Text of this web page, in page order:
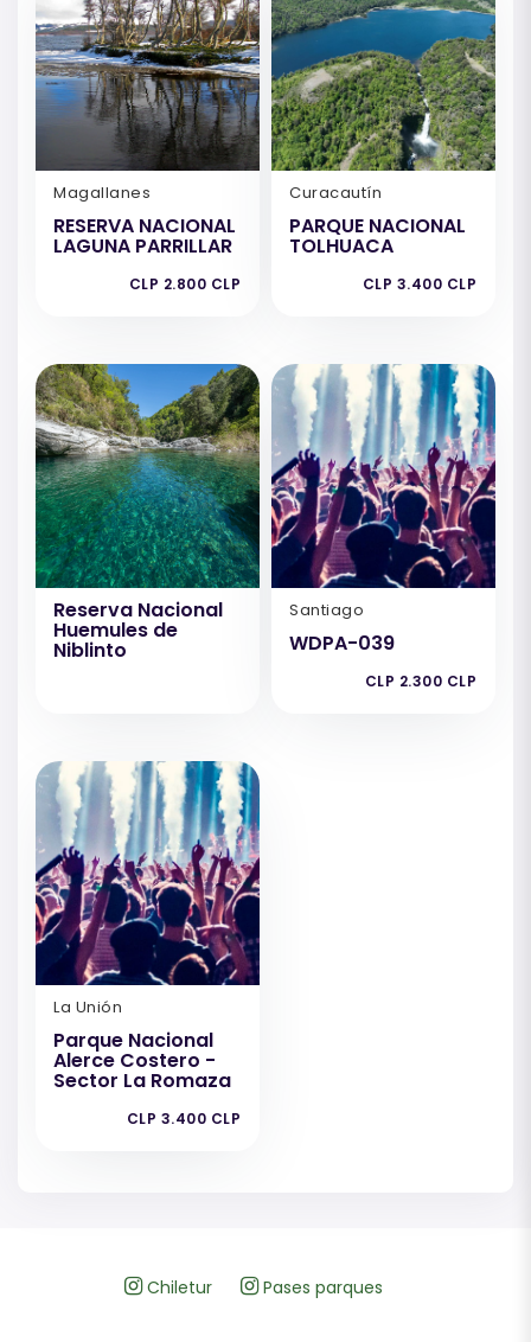
Magallanes
RESERVA NACIONAL
LAGUNA PARRILLAR
CLP 2.800 CLP
Curacautín
PARQUE NACIONAL
TOLHUACA
CLP 3.400 CLP
Reserva Nacional
Huemules de
Niblinto
Santiago
WDPA-039
CLP 2.300 CLP
La Unión
Parque Nacional
Alerce Costero -
Sector La Romaza
CLP 3.400 CLP
Chiletur Pases parques